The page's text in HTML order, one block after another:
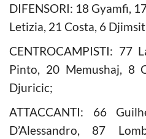
DIFENSORI: 18 Gyamfi,
Letizia, 21 Costa, 6
CENTROCAMPISTI: 77
Pinto, 20 Memushaj, 8
Djuricic;
ATTACCANTI: 66
D’Alessandro, 87